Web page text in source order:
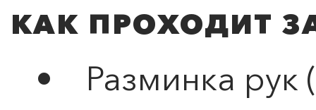
КАК ПРОХОДИТ
• Разминка рук